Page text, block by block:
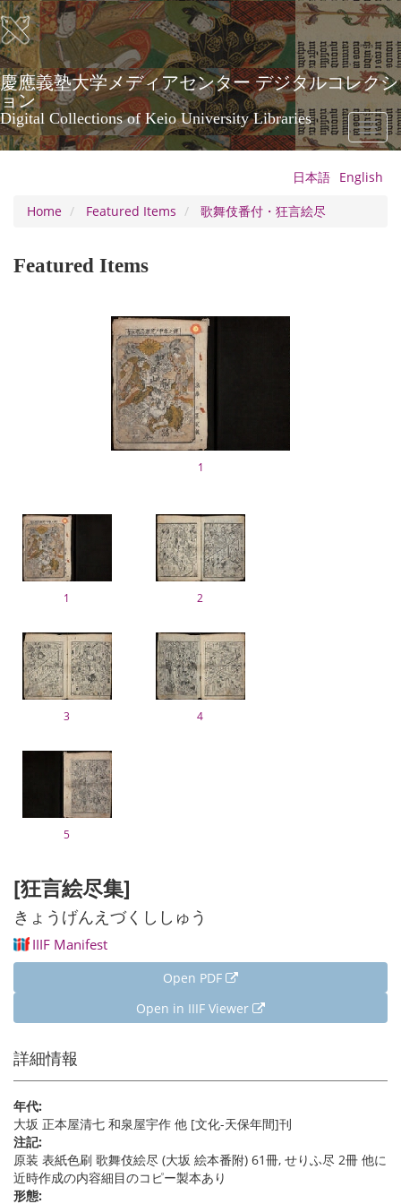
Skip
to
main
content
慶應義塾大学メディアセンター デジタルコレクシ
ョン
Digital Collections of Keio University Libraries
Toggle
日本語 English
Home
Featured Items 歌舞伎番付・狂言絵尽
Featured Items
1
1 2
3 4
5
[狂言絵尽集]
きょうげんえづくししゅう
IIIF Manifest
Open PDF
Open in IIIF Viewer
詳細情報
年代:
大坂 正本屋清七 和泉屋宇作 他 [文化-天保年間]刊
注記:
原装 表紙色刷 歌舞伎絵尽 (大坂 絵本番附) 61冊, せりふ尽 2冊 他に
近時作成の内容細目のコピー製本あり
形態: